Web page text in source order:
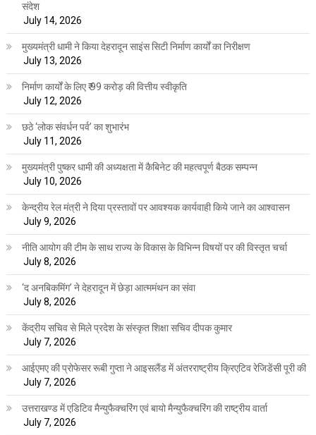
संदेश
July 14, 2026
मुख्यमंत्री धामी ने किया देहरादून साइंस सिटी निर्माण कार्यों का निरीक्षण
July 13, 2026
निर्माण कार्यों के लिए ₹ 99 करोड़ की वित्तीय स्वीकृति
July 12, 2026
छठे ‘लोक संवर्धन पर्व’ का शुभारंभ
July 11, 2026
मुख्यमंत्री पुष्कर धामी की अध्यक्षता में कैबिनेट की महत्वपूर्ण बैठक सम्पन्न
July 10, 2026
केन्द्रीय रेल मंत्री ने दिया प्रस्तावों पर आवश्यक कार्यवाही किये जाने का आश्वासन
July 9, 2026
नीति आयोग की टीम के साथ राज्य के विकास के विभिन्न विषयों पर की विस्तृत चर्चा
July 8, 2026
‘द अनबिकमिंग’ ने देहरादून में छेड़ा आत्ममंथन का संवा
July 8, 2026
केंद्रीय सचिव से मिले प्रदेश के संस्कृत शिक्षा सचिव दीपक कुमार
July 7, 2026
आईएमए की प्रोफेसर रूबी गुप्ता ने आइसलैंड में अंतरराष्ट्रीय क्रिएटिव रेजिडेंसी पूरी की
July 7, 2026
उत्तराखण्ड में एडिटिव मैन्युफैक्चरिंग एवं बायो मैन्युफैक्चरिंग की राष्ट्रीय वार्ता
July 7, 2026